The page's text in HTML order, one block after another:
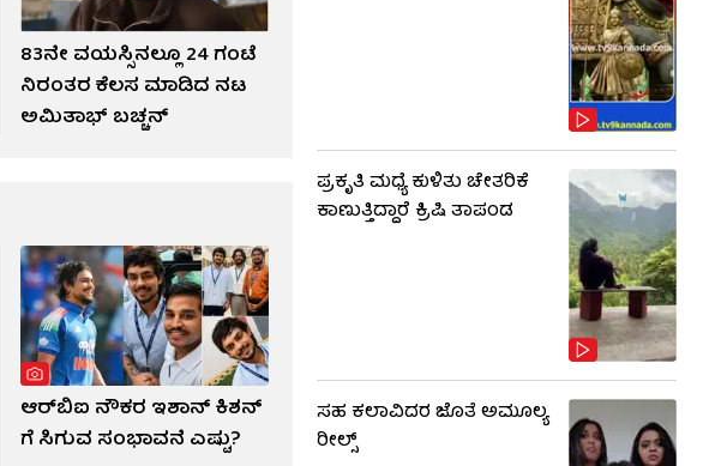
83ನೇ ವಯಸ್ಸಿನಲ್ಲೂ 24 ಗಂಟೆ
ನಿರಂತರ ಕೆಲಸ ಮಾಡಿದ ನಟ
ಅಮಿತಾಭ್ ಬಚ್ಚನ್
ಆರ್​ಬಿಐ ನೌಕರ ಇಶಾನ್ ಕಿಶನ್​
ಗೆ ಸಿಗುವ ಸಂಭಾವನೆ ಎಷ್ಟು?
ಪ್ರಕೃತಿ ಮಧ್ಯೆ ಕುಳಿತು ಚೇತರಿಕೆ
ಕಾಣುತ್ತಿದ್ದಾರೆ ಕ್ರಿಷಿ ತಾಪಂಡ
ಸಹ ಕಲಾವಿದರ ಜೊತೆ ಅಮೂಲ್ಯ
ರೀಲ್ಸ್